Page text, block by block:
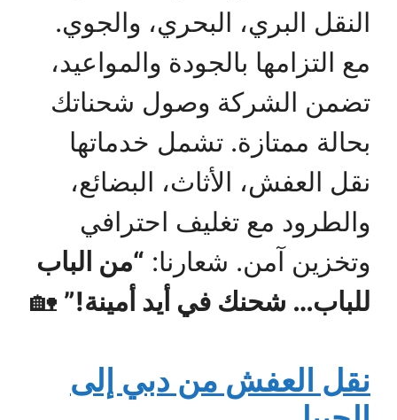
النقل البري، البحري، والجوي.
مع التزامها بالجودة والمواعيد،
تضمن الشركة وصول شحناتك
بحالة ممتازة. تشمل خدماتها
نقل العفش، الأثاث، البضائع،
والطرود مع تغليف احترافي
وتخزين آمن. شعارنا: “من الباب
للباب… شحنك في أيد أمينة!” 🏡
نقل العفش من دبي إلى